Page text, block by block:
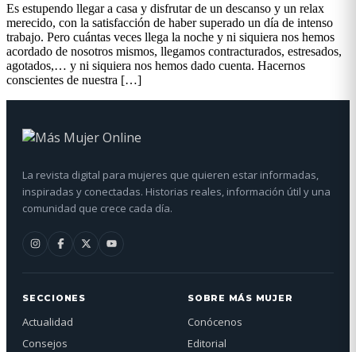
Es estupendo llegar a casa y disfrutar de un descanso y un relax
merecido, con la satisfacción de haber superado un día de intenso
trabajo. Pero cuántas veces llega la noche y ni siquiera nos hemos
acordado de nosotros mismos, llegamos contracturados, estresados,
agotados,… y ni siquiera nos hemos dado cuenta. Hacernos
conscientes de nuestra […]
La revista digital para mujeres que quieren estar informadas,
inspiradas y conectadas. Historias reales, información útil y una
comunidad que crece cada día.
SECCIONES
Actualidad
Consejos
SOBRE MÁS MUJER
Conócenos
Editorial